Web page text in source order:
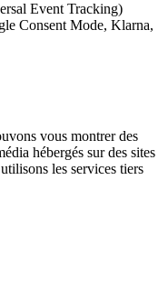
Event Tracking)
Consent Mode, Klarna,
vous montrer des
hébergés sur des sites
les services tiers